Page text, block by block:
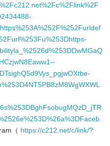
（ https://c212.net/c/link/?